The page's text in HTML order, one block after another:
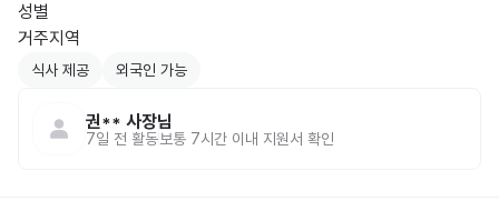
성별
거주지역
식사 제공 외국인 가능
권** 사장님
7일 전 활동보통 7시간 이내 지원서 확인